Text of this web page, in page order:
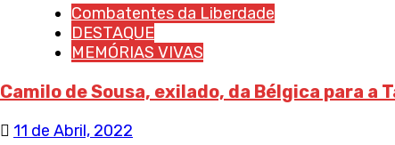
Combatentes da Liberdade
DESTAQUE
MEMÓRIAS VIVAS
Camilo de Sousa, exilado, da Bélgica para a
11 de Abril, 2022